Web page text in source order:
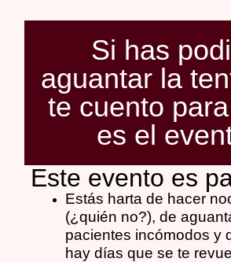
Si has
aguantar la
te cuento
es el
Este evento es
Estás harta de hacer
(¿quién no?), de
pacientes incómodos y
hay días que se te